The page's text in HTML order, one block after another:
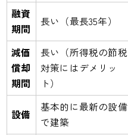
融資
期間
長い（最長35年）
減価
償却
期間
長い（所得税の節税
対策にはデメリッ
ト）
設備
基本的に最新の設備
で建築